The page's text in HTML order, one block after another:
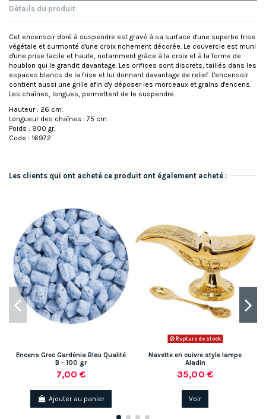
Détails du produit
Cet encensoir doré à suspendre est gravé à sa surface d'une superbe frise
végétale et surmonté d'une croix richement décorée. Le couvercle est muni
d'une prise facile et haute, notamment grâce à la croix et à la forme de
houblon qui le grandit davantage. Les orifices sont discrets, taillés dans les
espaces blancs de la frise et lui donnant davantage de relief. L'encensoir
contient aussi une grille afin d'y déposer les morceaux et grains d'encens.
Les chaînes, longues, permettent de le suspendre.
Hauteur : 26 cm.
Longueur des chaînes : 75 cm.
Poids : 900 gr.
Code : 16972
Les clients qui ont acheté ce produit ont également acheté :
Encens Grec Gardénia Bleu Qualité
B - 100 gr
7,00 €
Ajouter au panier
Rupture de stock
Navette en cuivre style lampe
Aladin
35,00 €
Voir